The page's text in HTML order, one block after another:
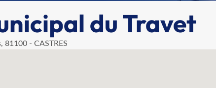
du Travet
81100 - CASTRES